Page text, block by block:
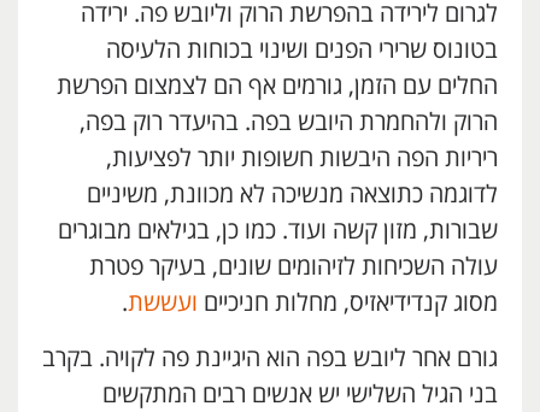
לגרום לירידה בהפרשת הרוק וליובש פה. ירידה
בטונוס שרירי הפנים ושינוי בכוחות הלעיסה
החלים עם הזמן, גורמים אף הם לצמצום הפרשת
הרוק ולהחמרת היובש בפה. בהיעדר רוק בפה,
ריריות הפה היבשות חשופות יותר לפציעות,
לדוגמה כתוצאה מנשיכה לא מכוונת, משיניים
שבורות, מזון קשה ועוד. כמו כן, בגילאים מבוגרים
עולה השכיחות לזיהומים שונים, בעיקר פטרת
מסוג קנדידיאזיס, מחלות חניכיים ועששת.
גורם אחר ליובש בפה הוא היגיינת פה לקויה. בקרב
בני הגיל השלישי יש אנשים רבים המתקשים